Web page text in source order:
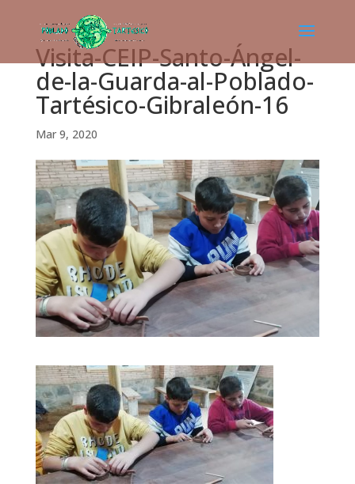
Visita-CEIP-Santo-Ángel-
de-la-Guarda-al-Poblado-
Tartésico-Gibraleón-16
Mar 9, 2020